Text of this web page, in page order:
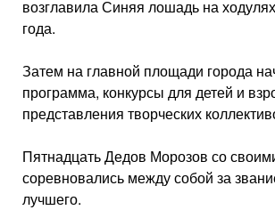
возглавила Синяя лошадь на
года.
Затем на главной площади города
программа, конкурсы для детей и
представления творческих
Пятнадцать Дедов Морозов со
соревновались между собой за
лучшего.